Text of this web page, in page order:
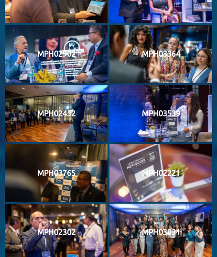
MPH02902 MPH03364
MPH02452 MPH03539
MPH03765 MPH02221
MPH02302 MPH03831